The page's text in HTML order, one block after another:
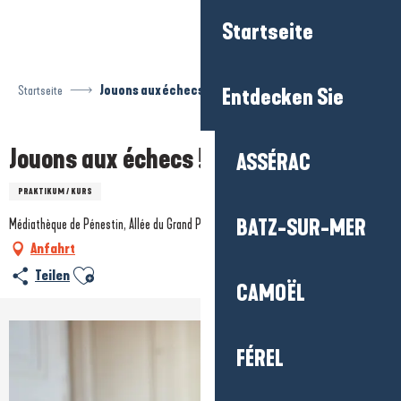
Startseite
Entdecken Sie
ASSÉRAC
BATZ-SUR-MER
CAMOËL
FÉREL
Startseite Jouons aux échecs !
Jouons aux échecs !
PRAKTIKUM / KURS
Médiathèque de Pénestin, Allée du Grand Pré, 56760 Pénestin
Anfahrt
Teilen Ajouter aux favoris